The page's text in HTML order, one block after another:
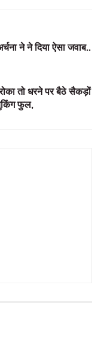
ने ने दिया ऐसा जवाब..
तो धरने पर बैठे सैकड़ों
फुल,